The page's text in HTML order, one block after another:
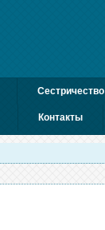
Сестричество
Контакты